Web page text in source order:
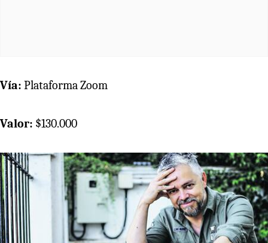
Vía: Plataforma Zoom
Valor: $130.000